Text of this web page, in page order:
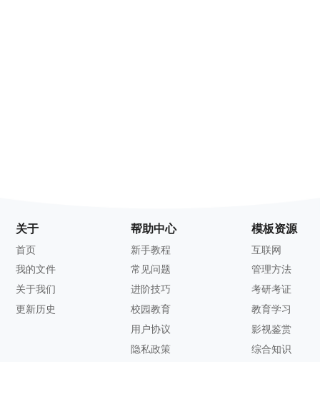
关于
首页
我的文件
关于我们
更新历史
帮助中心
新手教程
常见问题
进阶技巧
校园教育
用户协议
隐私政策
模板资源
互联网
管理方法
考研考证
教育学习
影视鉴赏
综合知识